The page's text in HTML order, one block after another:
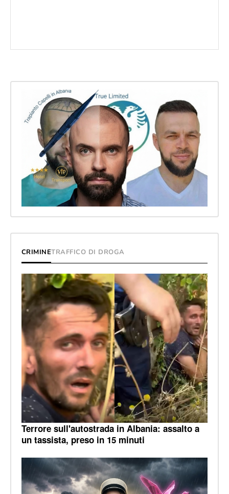
CRIMINETRAFFICO DI DROGA
Terrore sull'autostrada in Albania: assalto a
un tassista, preso in 15 minuti